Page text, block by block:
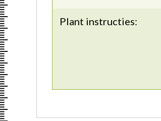
Plant instructies: